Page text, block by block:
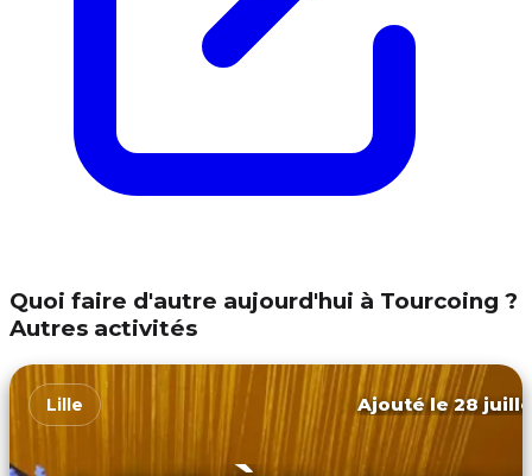
Quoi faire d'autre aujourd'hui à Tourcoing ?
Autres activités
Lille Ajouté le 28